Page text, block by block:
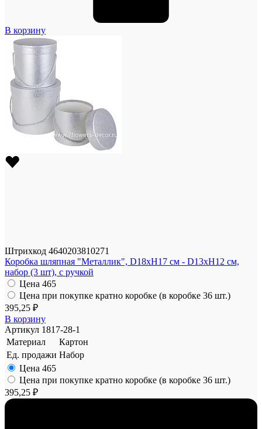
В корзину
Штрихкод 4640203810271
Коробка шляпная "Металлик", D18xH17 см - D13xH12 см,
набор (3 шт), с ручкой
Цена 465
Цена при покупке кратно коробке (в коробке 36 шт.)
395,25 ₽
В корзину
Артикул 1817-28-1
Материал
Картон
Ед. продажи Набор
Цена 465
Цена при покупке кратно коробке (в коробке 36 шт.)
395,25 ₽